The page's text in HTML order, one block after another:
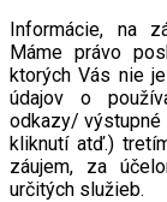
Informácie, na
Máme právo
ktorých Vás nie
údajov o
odkazy/ výstupné
kliknutí atď.)
záujem, za
určitých služieb.